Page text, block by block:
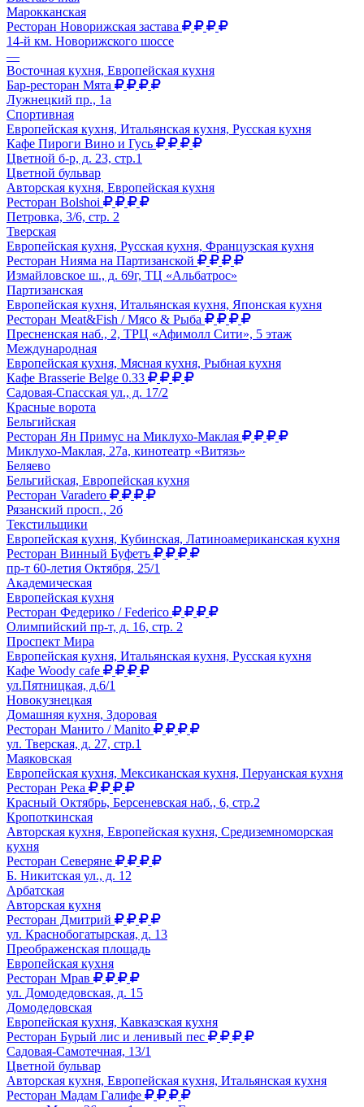
Марокканская
Ресторан Новорижская застава
14-й км. Новорижского шоссе
—
Восточная кухня, Европейская кухня
Бар-ресторан Мята
Лужнецкий пр., 1а
Спортивная
Европейская кухня, Итальянская кухня, Русская кухня
Кафе Пироги Вино и Гусь
Цветной б-р, д. 23, стр.1
Цветной бульвар
Авторская кухня, Европейская кухня
Ресторан Bolshoi
Петровка, 3/6, стр. 2
Тверская
Европейская кухня, Русская кухня, Французская кухня
Ресторан Нияма на Партизанской
Измайловское ш., д. 69г, ТЦ «Альбатрос»
Партизанская
Европейская кухня, Итальянская кухня, Японская кухня
Ресторан Meat&Fish / Мясо & Рыба
Пресненская наб., 2, ТРЦ «Афимолл Сити», 5 этаж
Международная
Европейская кухня, Мясная кухня, Рыбная кухня
Кафе Brasserie Belge 0.33
Садовая-Спасская ул., д. 17/2
Красные ворота
Бельгийская
Ресторан Ян Примус на Миклухо-Маклая
Миклухо-Маклая, 27а, кинотеатр «Витязь»
Беляево
Бельгийская, Европейская кухня
Ресторан Varadero
Рязанский просп., 2б
Текстильщики
Европейская кухня, Кубинская, Латиноамериканская кухня
Ресторан Винный Буфетъ
пр-т 60-летия Октября, 25/1
Академическая
Европейская кухня
Ресторан Федерико / Federico
Олимпийский пр-т, д. 16, стр. 2
Проспект Мира
Европейская кухня, Итальянская кухня, Русская кухня
Кафе Woody cafe
ул.Пятницкая, д.6/1
Новокузнецкая
Домашняя кухня, Здоровая
Ресторан Манито / Manito
ул. Тверская, д. 27, стр.1
Маяковская
Европейская кухня, Мексиканская кухня, Перуанская кухня
Ресторан Река
Красный Октябрь, Берсеневская наб., 6, стр.2
Кропоткинская
Авторская кухня, Европейская кухня, Средиземноморская
кухня
Ресторан Северяне
Б. Никитская ул., д. 12
Арбатская
Авторская кухня
Ресторан Дмитрий
ул. Краснобогатырская, д. 13
Преображенская площадь
Европейская кухня
Ресторан Мрав
ул. Домодедовская, д. 15
Домодедовская
Европейская кухня, Кавказская кухня
Ресторан Бурый лис и ленивый пес
Садовая-Самотечная, 13/1
Цветной бульвар
Авторская кухня, Европейская кухня, Итальянская кухня
Ресторан Мадам Галифе